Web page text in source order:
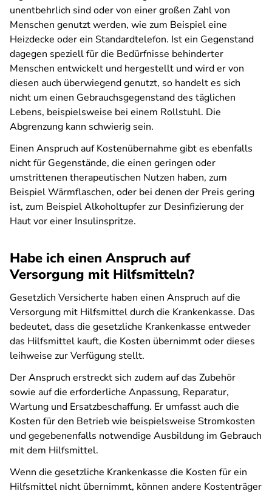
unentbehrlich sind oder von einer großen Zahl von
Menschen genutzt werden, wie zum Beispiel eine
Heizdecke oder ein Standardtelefon. Ist ein Gegenstand
dagegen speziell für die Bedürfnisse behinderter
Menschen entwickelt und hergestellt und wird er von
diesen auch überwiegend genutzt, so handelt es sich
nicht um einen Gebrauchsgegenstand des täglichen
Lebens, beispielsweise bei einem Rollstuhl. Die
Abgrenzung kann schwierig sein.
Einen Anspruch auf Kostenübernahme gibt es ebenfalls
nicht für Gegenstände, die einen geringen oder
umstrittenen therapeutischen Nutzen haben, zum
Beispiel Wärmflaschen, oder bei denen der Preis gering
ist, zum Beispiel Alkoholtupfer zur Desinfizierung der
Haut vor einer Insulinspritze.
Habe ich einen Anspruch auf
Versorgung mit Hilfsmitteln?
Gesetzlich Versicherte haben einen Anspruch auf die
Versorgung mit Hilfsmittel durch die Krankenkasse. Das
bedeutet, dass die gesetzliche Krankenkasse entweder
das Hilfsmittel kauft, die Kosten übernimmt oder dieses
leihweise zur Verfügung stellt.
Der Anspruch erstreckt sich zudem auf das Zubehör
sowie auf die erforderliche Anpassung, Reparatur,
Wartung und Ersatzbeschaffung. Er umfasst auch die
Kosten für den Betrieb wie beispielsweise Stromkosten
und gegebenenfalls notwendige Ausbildung im Gebrauch
mit dem Hilfsmittel.
Wenn die gesetzliche Krankenkasse die Kosten für ein
Hilfsmittel nicht übernimmt, können andere Kostenträger